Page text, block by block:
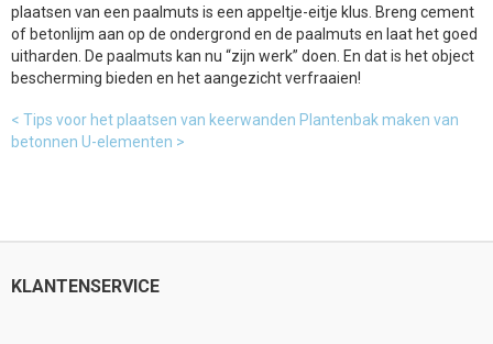
plaatsen van een paalmuts is een appeltje-eitje klus. Breng cement
of betonlijm aan op de ondergrond en de paalmuts en laat het goed
uitharden. De paalmuts kan nu “zijn werk” doen. En dat is het object
bescherming bieden en het aangezicht verfraaien!
< Tips voor het plaatsen van keerwanden Plantenbak maken van
betonnen U-elementen >
KLANTENSERVICE